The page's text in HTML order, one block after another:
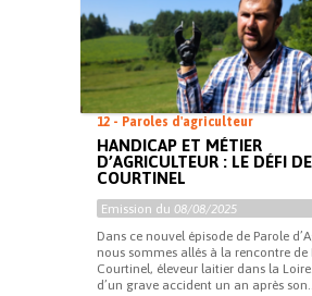
12 - Paroles d'agriculteur
HANDICAP ET MÉTIER
D’AGRICULTEUR : LE DÉFI
COURTINEL
Emission du 08/08/2025
Dans ce nouvel épisode de Parole
nous sommes allés à la rencontre de
Courtinel, éleveur laitier dans la
d’un grave accident un an après